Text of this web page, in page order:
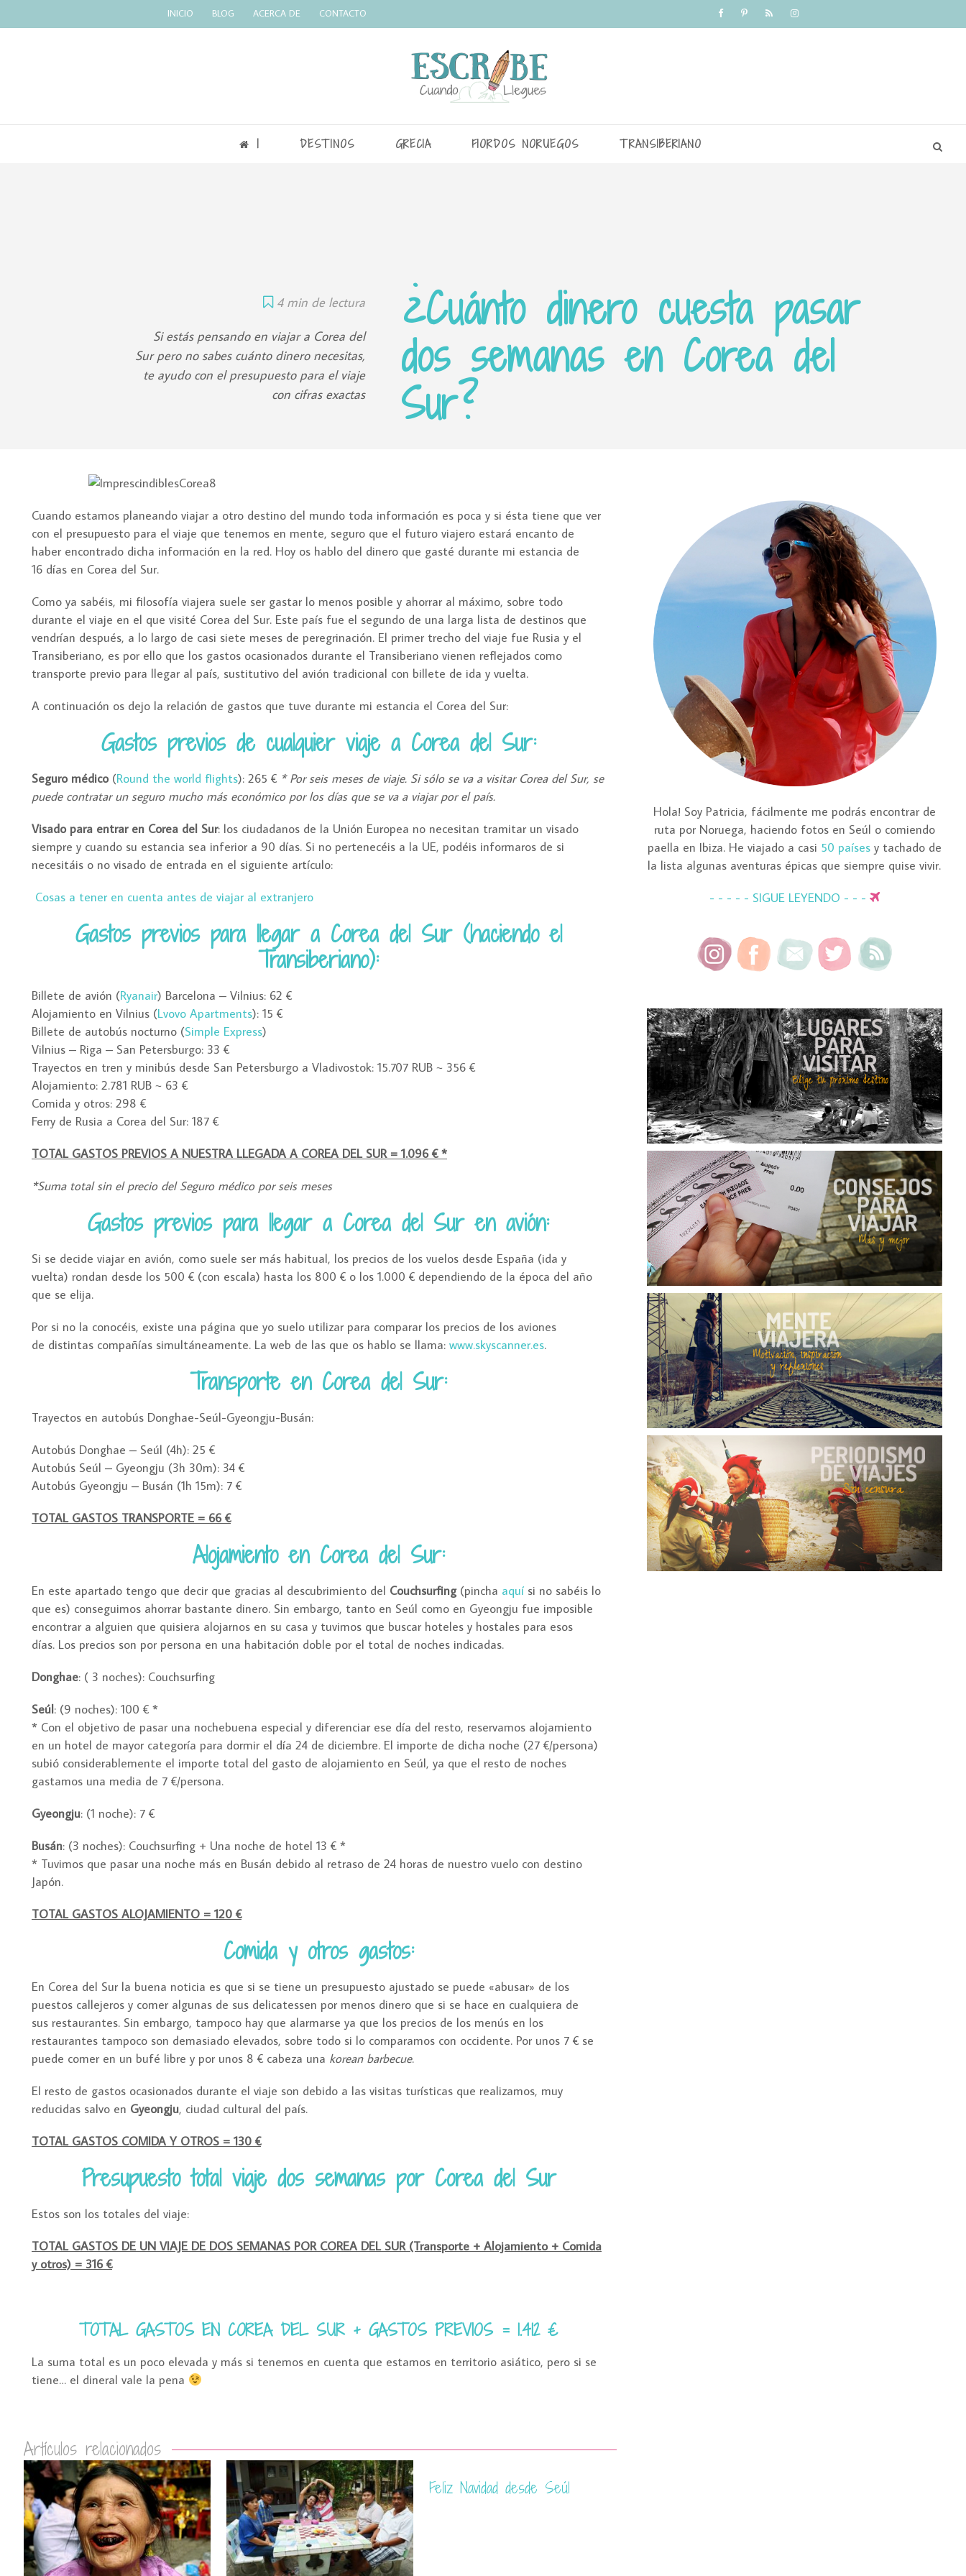
INICIO BLOG ACERCA DE CONTACTO
| DESTINOS GRECIA FIORDOS NORUEGOS TRANSIBERIANO
4 min de lectura
Si estás pensando en viajar a Corea del
Sur pero no sabes cuánto dinero necesitas,
te ayudo con el presupuesto para el viaje
con cifras exactas
¿Cuánto dinero cuesta pasar
dos semanas en Corea del
Sur?
Cuando estamos planeando viajar a otro destino del mundo toda información es poca y si ésta tiene que ver
con el presupuesto para el viaje que tenemos en mente, seguro que el futuro viajero estará encanto de
haber encontrado dicha información en la red. Hoy os hablo del dinero que gasté durante mi estancia de
16 días en Corea del Sur.
Como ya sabéis, mi filosofía viajera suele ser gastar lo menos posible y ahorrar al máximo, sobre todo
durante el viaje en el que visité Corea del Sur. Este país fue el segundo de una larga lista de destinos que
vendrían después, a lo largo de casi siete meses de peregrinación. El primer trecho del viaje fue Rusia y el
Transiberiano, es por ello que los gastos ocasionados durante el Transiberiano vienen reflejados como
transporte previo para llegar al país, sustitutivo del avión tradicional con billete de ida y vuelta.
A continuación os dejo la relación de gastos que tuve durante mi estancia el Corea del Sur:
Gastos previos de cualquier viaje a Corea del Sur:
Seguro médico (Round the world flights): 265 € * Por seis meses de viaje. Si sólo se va a visitar Corea del Sur, se
puede contratar un seguro mucho más económico por los días que se va a viajar por el país.
Visado para entrar en Corea del Sur: los ciudadanos de la Unión Europea no necesitan tramitar un visado
siempre y cuando su estancia sea inferior a 90 días. Si no pertenecéis a la UE, podéis informaros de si
necesitáis o no visado de entrada en el siguiente artículo:
Cosas a tener en cuenta antes de viajar al extranjero
Gastos previos para llegar a Corea del Sur (haciendo el
Transiberiano):
Billete de avión (Ryanair) Barcelona – Vilnius: 62 €
Alojamiento en Vilnius (Lvovo Apartments): 15 €
Billete de autobús nocturno (Simple Express)
Vilnius – Riga – San Petersburgo: 33 €
Trayectos en tren y minibús desde San Petersburgo a Vladivostok: 15.707 RUB ~ 356 €
Alojamiento: 2.781 RUB ~ 63 €
Comida y otros: 298 €
Ferry de Rusia a Corea del Sur: 187 €
TOTAL GASTOS PREVIOS A NUESTRA LLEGADA A COREA DEL SUR = 1.096 € *
*Suma total sin el precio del Seguro médico por seis meses
Gastos previos para llegar a Corea del Sur en avión:
Si se decide viajar en avión, como suele ser más habitual, los precios de los vuelos desde España (ida y
vuelta) rondan desde los 500 € (con escala) hasta los 800 € o los 1.000 € dependiendo de la época del año
que se elija.
Por si no la conocéis, existe una página que yo suelo utilizar para comparar los precios de los aviones
de distintas compañías simultáneamente. La web de las que os hablo se llama: www.skyscanner.es.
Transporte en Corea del Sur:
Trayectos en autobús Donghae-Seúl-Gyeongju-Busán:
Autobús Donghae – Seúl (4h): 25 €
Autobús Seúl – Gyeongju (3h 30m): 34 €
Autobús Gyeongju – Busán (1h 15m): 7 €
TOTAL GASTOS TRANSPORTE = 66 €
Alojamiento en Corea del Sur:
En este apartado tengo que decir que gracias al descubrimiento del Couchsurfing (pincha aquí si no sabéis lo
que es) conseguimos ahorrar bastante dinero. Sin embargo, tanto en Seúl como en Gyeongju fue imposible
encontrar a alguien que quisiera alojarnos en su casa y tuvimos que buscar hoteles y hostales para esos
días. Los precios son por persona en una habitación doble por el total de noches indicadas.
Donghae: ( 3 noches): Couchsurfing
Seúl: (9 noches): 100 € *
* Con el objetivo de pasar una nochebuena especial y diferenciar ese día del resto, reservamos alojamiento
en un hotel de mayor categoría para dormir el día 24 de diciembre. El importe de dicha noche (27 €/persona)
subió considerablemente el importe total del gasto de alojamiento en Seúl, ya que el resto de noches
gastamos una media de 7 €/persona.
Gyeongju: (1 noche): 7 €
Busán: (3 noches): Couchsurfing + Una noche de hotel 13 € *
* Tuvimos que pasar una noche más en Busán debido al retraso de 24 horas de nuestro vuelo con destino
Japón.
TOTAL GASTOS ALOJAMIENTO = 120 €
Comida y otros gastos:
En Corea del Sur la buena noticia es que si se tiene un presupuesto ajustado se puede «abusar» de los
puestos callejeros y comer algunas de sus delicatessen por menos dinero que si se hace en cualquiera de
sus restaurantes. Sin embargo, tampoco hay que alarmarse ya que los precios de los menús en los
restaurantes tampoco son demasiado elevados, sobre todo si lo comparamos con occidente. Por unos 7 € se
puede comer en un bufé libre y por unos 8 € cabeza una korean barbecue.
El resto de gastos ocasionados durante el viaje son debido a las visitas turísticas que realizamos, muy
reducidas salvo en Gyeongju, ciudad cultural del país.
TOTAL GASTOS COMIDA Y OTROS = 130 €
Presupuesto total viaje dos semanas por Corea del Sur
Estos son los totales del viaje:
TOTAL GASTOS DE UN VIAJE DE DOS SEMANAS POR COREA DEL SUR (Transporte + Alojamiento + Comida
y otros) = 316 €
TOTAL GASTOS EN COREA DEL SUR + GASTOS PREVIOS = 1.412 €
La suma total es un poco elevada y más si tenemos en cuenta que estamos en territorio asiático, pero si se
tiene… el dineral vale la pena
Artículos relacionados
Feliz Navidad desde Seúl
Hola! Soy Patricia, fácilmente me podrás encontrar de
ruta por Noruega, haciendo fotos en Seúl o comiendo
paella en Ibiza. He viajado a casi 50 países y tachado de
la lista algunas aventuras épicas que siempre quise vivir.
- - - - - SIGUE LEYENDO - - -